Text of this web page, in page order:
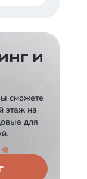
и
сможете
этаж на
для